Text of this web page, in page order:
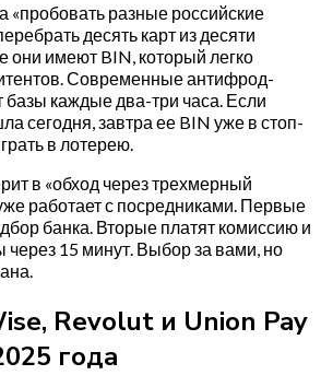
«пробовать разные российские
десять карт из десяти
они имеют BIN, который легко
Современные антифрод-
каждые два-три часа. Если
сегодня, завтра ее BIN уже в стоп-
в лотерею.
в «обход через трехмерный
работает с посредниками. Первые
банка. Вторые платят комиссию и
через 15 минут. Выбор за вами, но
Revolut и Union Pay
года